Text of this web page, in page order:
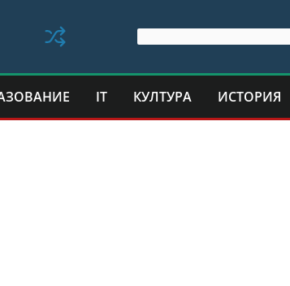
IT КУЛТУРА ИСТОРИЯ